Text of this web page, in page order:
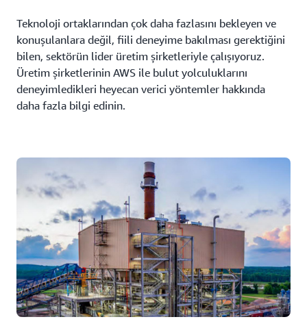
Teknoloji ortaklarından çok daha fazlasını bekleyen ve
konuşulanlara değil, fiili deneyime bakılması gerektiğini
bilen, sektörün lider üretim şirketleriyle çalışıyoruz.
Üretim şirketlerinin AWS ile bulut yolculuklarını
deneyimledikleri heyecan verici yöntemler hakkında
daha fazla bilgi edinin.